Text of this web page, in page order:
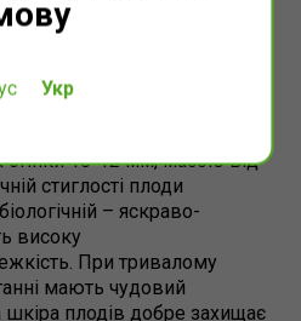
перцю
у весняних плівкових
Рослина
могутнім, розвинутим
стінки 10-12 мм, масою від
стиглості плоди
– яскраво-
високу
При тривалому
мають чудовий
плодів добре захищає
Укр